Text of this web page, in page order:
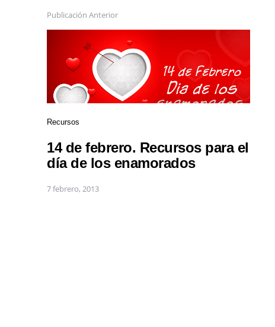
Publicación Anterior
Recursos
14 de febrero. Recursos para el
día de los enamorados
7 febrero, 2013